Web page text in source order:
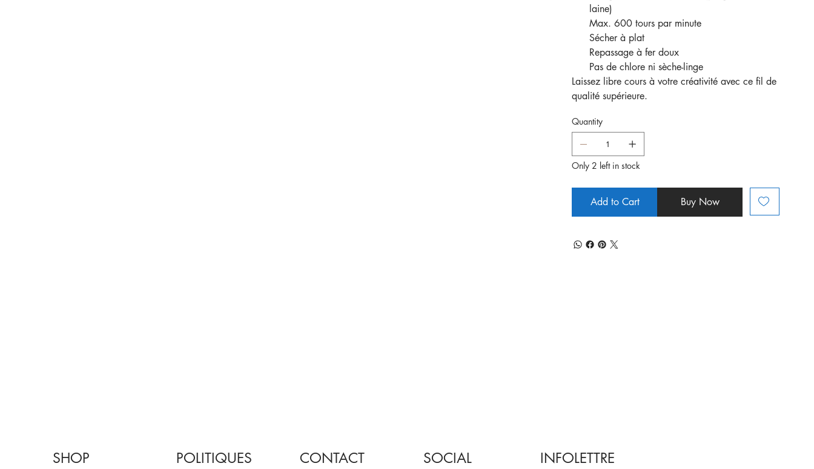
laine)
Max. 600 tours par minute
Sécher à plat
Repassage à fer doux
Pas de chlore ni sèche-linge
Laissez libre cours à votre créativité avec ce fil de
qualité supérieure.
Quantity
Only 2 left in stock
Add to Cart Buy Now
SHOP POLITIQUES CONTACT SOCIAL INFOLETTRE